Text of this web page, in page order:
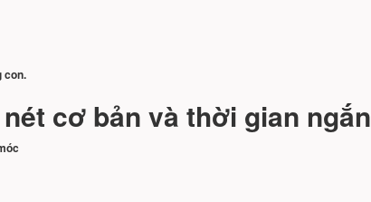
con.
cơ bản và thời gian ngắn